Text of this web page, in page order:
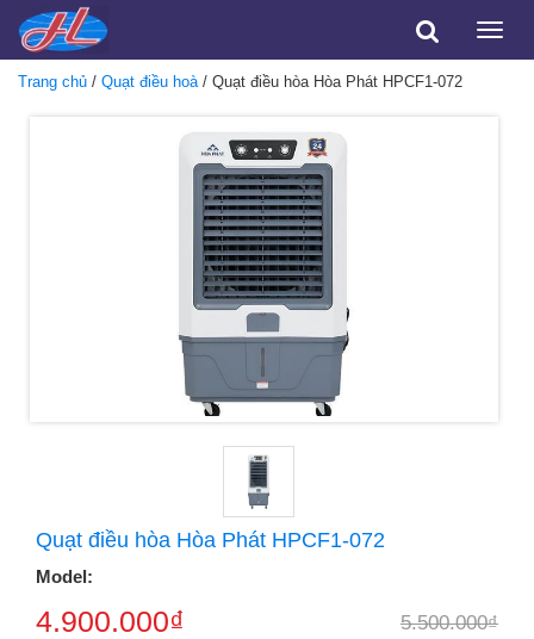
Toggle
Trang chủ / Quạt điều hoà/ Quạt điều hòa Hòa Phát HPCF1-072
Quạt điều hòa Hòa Phát HPCF1-072
Model:
4.900.000₫ 5.500.000₫